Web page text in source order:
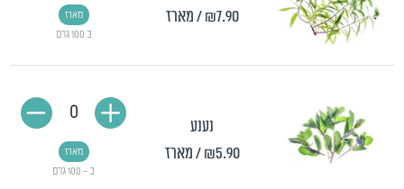
₪7.90 / מארז
כ 100 גרם
מארז
נענע
₪5.90 / מארז
כ - 100 גרם
מארז
0